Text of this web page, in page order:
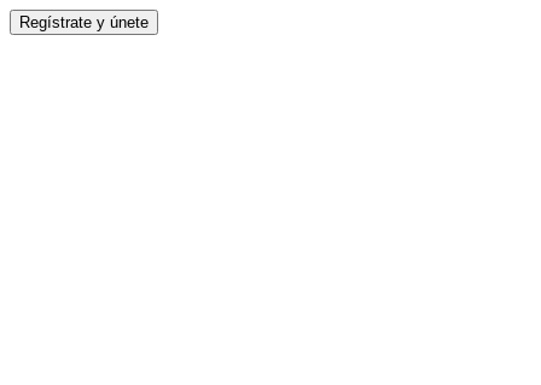
Regístrate y únete